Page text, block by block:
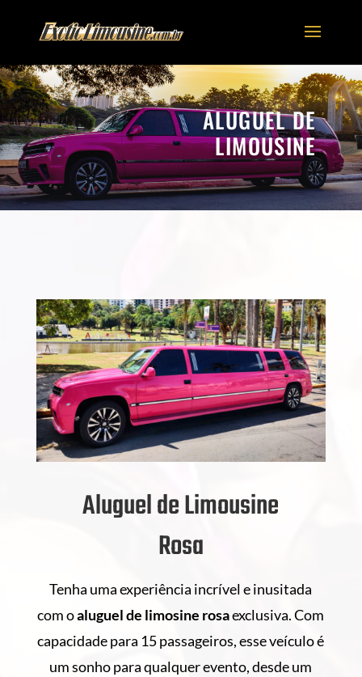
ALUGUEL DE
LIMOUSINE
Aluguel de Limousine
Rosa
Tenha uma experiência incrível e inusitada
com oaluguel de limosine rosaexclusiva. Com
capacidade para 15 passageiros, esse veículo é
um sonho para qualquer evento, desde um